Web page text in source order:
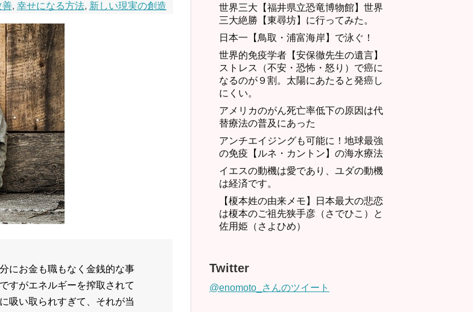
善, 幸せになる方法, 新しい現実の創造
にお金も職もなく金銭的な事
すがエネルギーを搾取されて
吸い取られすぎて、それが当
世界三大【福井県立恐竜博物館】世界
三大絶勝【東尋坊】に行ってみた。
日本一【鳥取・浦富海岸】で泳ぐ！
世界的免疫学者【安保徹先生の遺言】
ストレス（不安・恐怖・怒り）で癌に
なるのが９割。太陽にあたると発癌し
にくい。
アメリカのがん死亡率低下の原因は代
替療法の普及にあった
アンチエイジングも可能に！地球最強
の免疫【ルネ・カントン】の海水療法
イエスの動機は愛であり、ユダの動機
は経済です。
【榎本姓の由来メモ】日本最大の悲恋
は榎本のご祖先狭手彦（さでひこ）と
佐用姫（さよひめ）
Twitter
@enomoto_さんのツイート